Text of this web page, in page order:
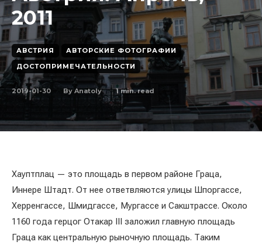
2011
АВСТРИЯ
АВТОРСКИЕ ФОТОГРАФИИ
ДОСТОПРИМЕЧАТЕЛЬНОСТИ
2019-01-30 By Anatoly 1min. read
Хауптплац — это площадь в первом районе Граца,
Иннере Штадт. От нее ответвляются улицы Шпоргассе,
Херренгассе, Шмидгассе, Мургассе и Сакштрассе. Около
1160 года герцог Отакар III заложил главную площадь
Граца как центральную рыночную площадь. Таким